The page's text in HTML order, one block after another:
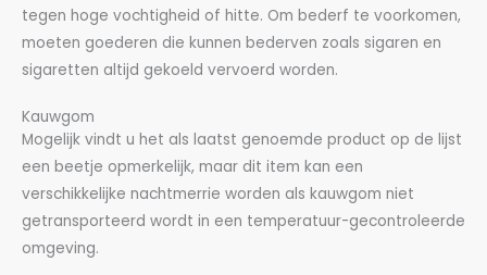
tegen hoge vochtigheid of hitte. Om bederf te voorkomen,
moeten goederen die kunnen bederven zoals sigaren en
sigaretten altijd gekoeld vervoerd worden.
Kauwgom
Mogelijk vindt u het als laatst genoemde product op de lijst
een beetje opmerkelijk, maar dit item kan een
verschikkelijke nachtmerrie worden als kauwgom niet
getransporteerd wordt in een temperatuur-gecontroleerde
omgeving.